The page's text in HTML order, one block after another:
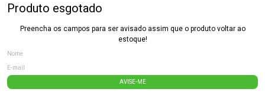
Produto esgotado
Preencha os campos para ser avisado assim que o produto voltar ao
estoque!
AVISE-ME